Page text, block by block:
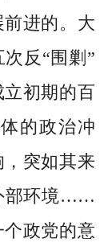
进的。大
反“围剿”
初期的百
的政治冲
突如其来
部环境……
政党的意